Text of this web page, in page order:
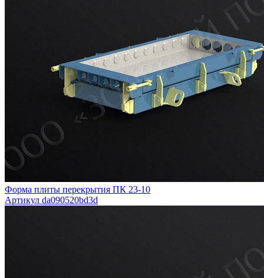
Форма плиты перекрытия ПК 23-10
Артикул da090520bd3d